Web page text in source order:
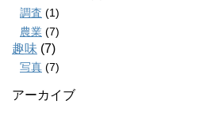
調査 (1)
農業 (7)
趣味 (7)
写真 (7)
アーカイブ